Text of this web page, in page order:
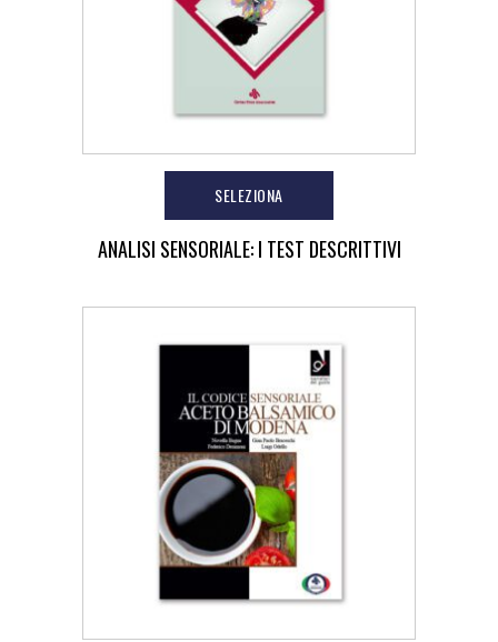
SELEZIONA
ANALISI SENSORIALE: I TEST DESCRITTIVI